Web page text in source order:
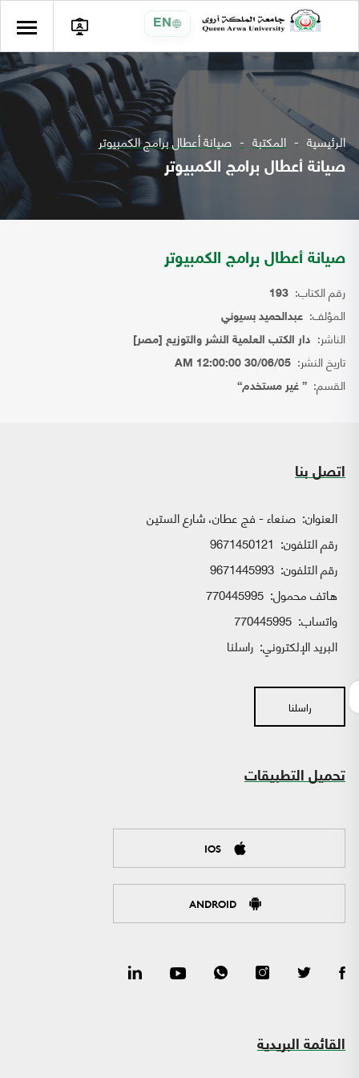
EN
الرئيسية المكتبة صيانة أعطال برامج الكمبيوتر
صيانة أعطال برامج الكمبيوتر
صيانة أعطال برامج الكمبيوتر
رقم الكتاب: 193
المؤلف: عبدالحميد بسيوني
الناشر: دار الكتب العلمية النشر والتوزيع [مصر]
تاريخ النشر: 30/06/05 12:00:00 AM
القسم: { غير مستخدم}
اتصل بنا
العنوان: صنعاء - فج عطان، شارع الستين
رقم التلفون: 9671450121
رقم التلفون: 9671445993
هاتف محمول: 770445995
واتساب:
البريد الإلكتروني: راسلنا
راسلنا
تحميل التطبيقات
IOS
ANDROID
القائمة البريدية